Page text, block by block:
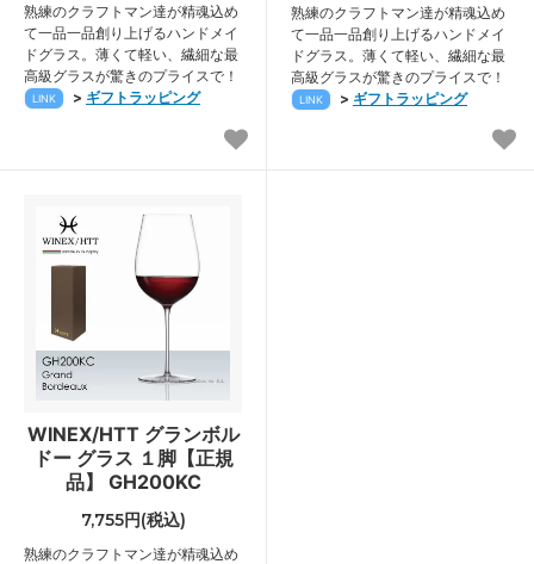
熟練のクラフトマン達が精魂込め
て一品一品創り上げるハンドメイ
ドグラス。薄くて軽い、繊細な最
高級グラスが驚きのプライスで！
LINK > ギフトラッピング
熟練のクラフトマン達が精魂込め
て一品一品創り上げるハンドメイ
ドグラス。薄くて軽い、繊細な最
高級グラスが驚きのプライスで！
LINK > ギフトラッピング
WINEX/HTT グランボル
ドー グラス １脚【正規
品】 GH200KC
7,755円(税込)
熟練のクラフトマン達が精魂込め